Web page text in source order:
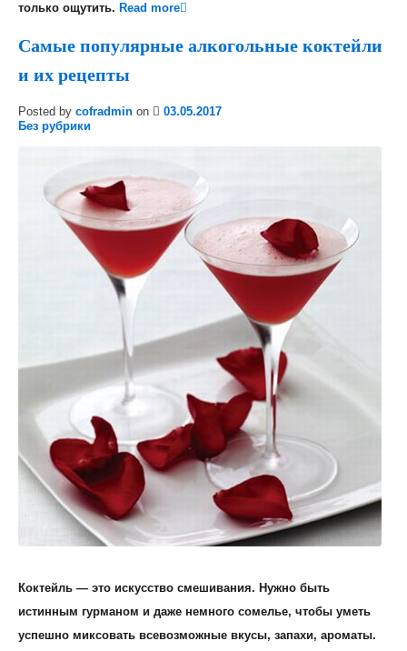
только ощутить. Read more
Самые популярные алкогольные коктейли
и их рецепты
Posted by cofradmin on
03.05.2017
Без рубрики
Коктейль — это искусство смешивания. Нужно быть
истинным гурманом и даже немного сомелье, чтобы уметь
успешно миксовать всевозможные вкусы, запахи, ароматы.